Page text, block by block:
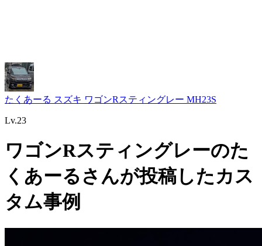
たくあーる スズキ ワゴンRスティングレー MH23S
Lv.23
ワゴンRスティングレーのた
くあーるさんが投稿したカス
タム事例